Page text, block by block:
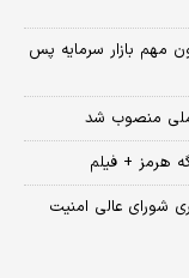
فردا دوشنبه ۱۹ مرداد ۱۴۰۵/ آزمون مهم بازار سرمایه پس
ملی منصوب شد
هرمز + فیلم
شورای عالی امنیت